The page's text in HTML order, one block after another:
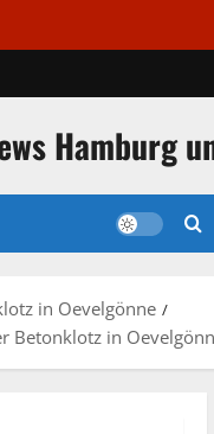
Hamburg
in Oevelgönne
Betonklotz in